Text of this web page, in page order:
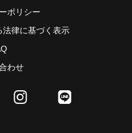
ポリシー
法律に基づく表示
わせ